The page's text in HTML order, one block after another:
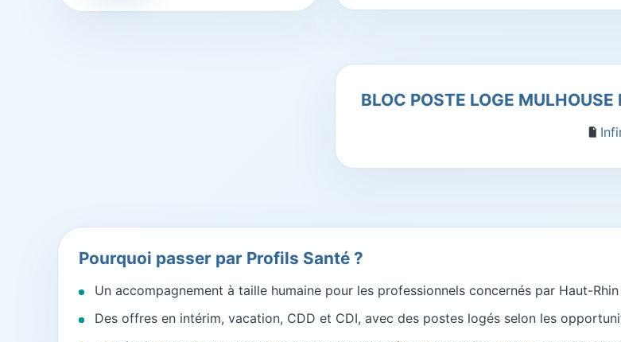
BLOC POSTE LOGE MULHOUSE
Pourquoi passer par Profils Santé ?
Un accompagnement à taille humaine pour les professionnels concernés par Haut-
Des offres en intérim, vacation, CDD et CDI, avec des postes logés selon les